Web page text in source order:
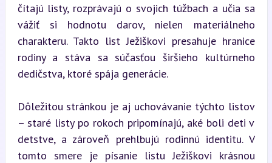
čítajú listy, rozprávajú o svojich túžbach a učia sa
vážiť si hodnotu darov, nielen materiálneho
charakteru. Takto list Ježiškovi presahuje hranice
rodiny a stáva sa súčasťou širšieho kultúrneho
dedičstva, ktoré spája generácie.
Dôležitou stránkou je aj uchovávanie týchto listov
– staré listy po rokoch pripomínajú, aké boli deti v
detstve, a zároveň prehlbujú rodinnú identitu. V
tomto smere je písanie listu Ježiškovi krásnou